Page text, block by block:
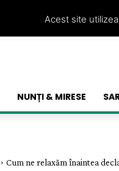
NUNȚI & MIRESE
Cum ne relaxăm înaintea
Acest site